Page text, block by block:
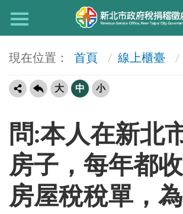
首頁 線上櫃臺
大 中 小
問:本人在新北
房子，每年都
房屋稅稅單，